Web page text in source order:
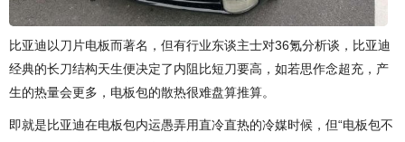
比亚迪以刀片电板而著名，但有行业东谈主士对36氪分析谈，比亚迪
经典的长刀结构天生便决定了内阻比短刀要高，如若思作念超充，产
生的热量会更多，电板包的散热很难盘算推算。
即就是比亚迪在电板包内运愚弄用直冷直热的冷媒时候，但“电板包不